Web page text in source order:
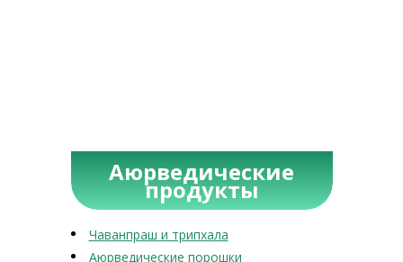
Аюрведические
продукты
Чаванпраш и трипхала
Аюрведические порошки